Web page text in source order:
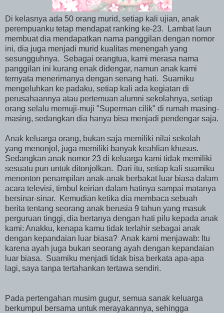
Di kelasnya ada 50 orang murid, setiap kali ujian, anak
perempuanku tetap mendapat ranking ke-23. Lambat laun
membuat dia mendapatkan nama panggilan dengan nomor
ini, dia juga menjadi murid kualitas menengah yang
sesungguhnya. Sebagai orangtua, kami merasa nama
panggilan ini kurang enak didengar, namun anak kami
ternyata menerimanya dengan senang hati. Suamiku
mengeluhkan ke padaku, setiap kali ada kegiatan di
perusahaannya atau pertemuan alumni sekolahnya, setiap
orang selalu memuji-muji "Superman cilik" di rumah masing-
masing, sedangkan dia hanya bisa menjadi pendengar saja.
Anak keluarga orang, bukan saja memiliki nilai sekolah
yang menonjol, juga memiliki banyak keahlian khusus.
Sedangkan anak nomor 23 di keluarga kami tidak memiliki
sesuatu pun untuk ditonjolkan. Dari itu, setiap kali suamiku
menonton penampilan anak-anak berbakat luar biasa dalam
acara televisi, timbul keirian dalam hatinya sampai matanya
bersinar-sinar. Kemudian ketika dia membaca sebuah
berita tentang seorang anak berusia 9 tahun yang masuk
perguruan tinggi, dia bertanya dengan hati pilu kepada anak
kami: Anakku, kenapa kamu tidak terlahir sebagai anak
dengan kepandaian luar biasa? Anak kami menjawab: Itu
karena ayah juga bukan seorang ayah dengan kepandaian
luar biasa. Suamiku menjadi tidak bisa berkata apa-apa
lagi, saya tanpa tertahankan tertawa sendiri.
Pada pertengahan musim gugur, semua sanak keluarga
berkumpul bersama untuk merayakannya, sehingga